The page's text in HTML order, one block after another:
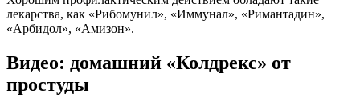
лекарства, как «Рибомунил», «Иммунал», «Римантадин»,
«Арбидол», «Амизон».
Видео: домашний «Колдрекс» от
простуды